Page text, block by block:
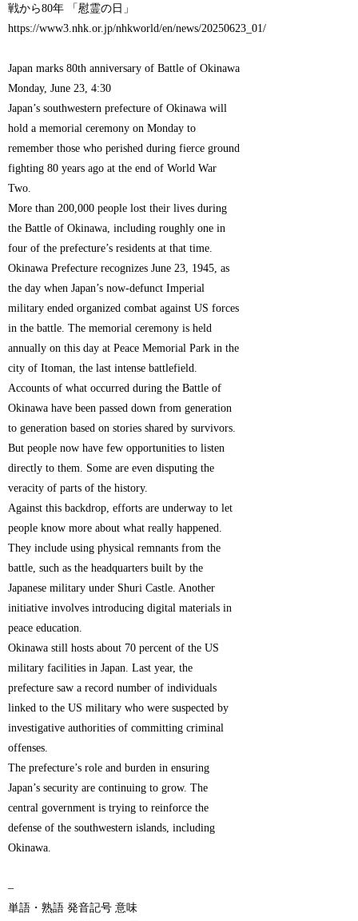
戦から80年 「慰霊の日」
https://www3.nhk.or.jp/nhkworld/en/news/20250623_01/
Japan marks 80th anniversary of Battle of Okinawa
Monday, June 23, 4:30
Japan’s southwestern prefecture of Okinawa will
hold a memorial ceremony on Monday to
remember those who perished during fierce ground
fighting 80 years ago at the end of World War
Two.
More than 200,000 people lost their lives during
the Battle of Okinawa, including roughly one in
four of the prefecture’s residents at that time.
Okinawa Prefecture recognizes June 23, 1945, as
the day when Japan’s now-defunct Imperial
military ended organized combat against US forces
in the battle. The memorial ceremony is held
annually on this day at Peace Memorial Park in the
city of Itoman, the last intense battlefield.
Accounts of what occurred during the Battle of
Okinawa have been passed down from generation
to generation based on stories shared by survivors.
But people now have few opportunities to listen
directly to them. Some are even disputing the
veracity of parts of the history.
Against this backdrop, efforts are underway to let
people know more about what really happened.
They include using physical remnants from the
battle, such as the headquarters built by the
Japanese military under Shuri Castle. Another
initiative involves introducing digital materials in
peace education.
Okinawa still hosts about 70 percent of the US
military facilities in Japan. Last year, the
prefecture saw a record number of individuals
linked to the US military who were suspected by
investigative authorities of committing criminal
offenses.
The prefecture’s role and burden in ensuring
Japan’s security are continuing to grow. The
central government is trying to reinforce the
defense of the southwestern islands, including
Okinawa.
–
単語・熟語 発音記号 意味